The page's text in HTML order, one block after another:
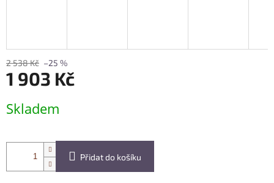
2 538 Kč –25 %
1 903 Kč
cena:
Skladem
Přidat do košíku